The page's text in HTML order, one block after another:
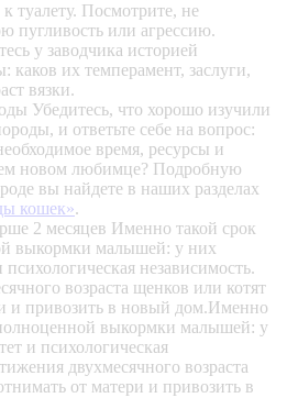
туалету. Посмотрите, не
пугливость или агрессию.
у заводчика историей
каков их темперамент, заслуги,
вязки.
Убедитесь, что хорошо изучили
и ответьте себе на вопрос:
время, ресурсы и
новом любимце? Подробную
вы найдете в наших разделах
кошек».
2 месяцев Именно такой срок
выкормки малышей: у них
независимость.
возраста щенков или котят
и привозить в новый дом.Именно
полноценной выкормки малышей: у
и психологическая
двухмесячного возраста
от матери и привозить в